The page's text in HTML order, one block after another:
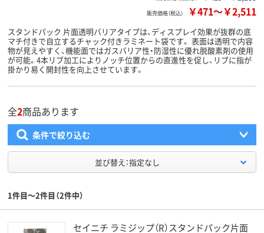
販売価格（税込） ￥471～￥2,511
スタンドパック 片面透明バリアタイプは、ディスプレイ効果が抜群の底
マチ付きで自立するチャック付きラミネート袋です。 表面は透明で内容
物が見えやすく、機能面ではガスバリア性・防湿性に優れ脱酸素剤の使用
が可能。4本リブ加工によりノッチ位置からの直進性を促し、リブに指が
掛かり易く開封性を向上させています。
全2商品あります
条件で絞り込む
並び替え：指定なし
1件目～2件目（2件中）
セイニチ ラミジップ（R）スタンドパック片面